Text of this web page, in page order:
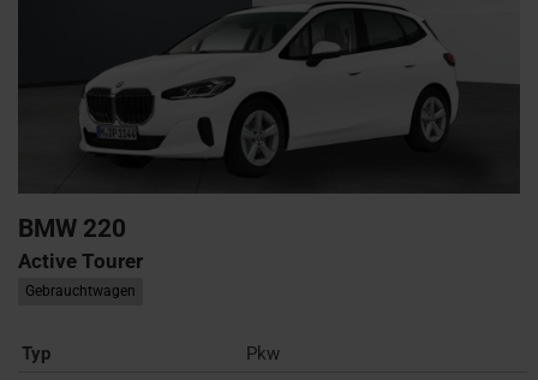
BMW 220
Active Tourer
Gebrauchtwagen
Typ
Pkw